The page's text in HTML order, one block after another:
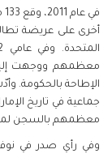
أخرى على عريضة
معظمهم ووجهت
الإطاحة بالحكومة.
معظمهم بالسجن لمدة 10 سنوات مع منعهم من السفر بشكل
وفي رأي صدر في نوفمبر